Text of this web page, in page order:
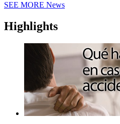
SEE MORE News
Highlights